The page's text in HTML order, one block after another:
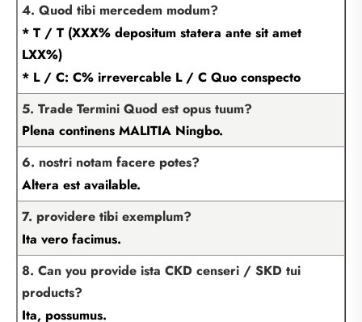
4. Quod tibi mercedem modum?
* T / T (XXX% depositum statera ante sit amet
LXX%)
* L / C: C% irrevercable L / C Quo conspecto
5. Trade Termini Quod est opus tuum?
Plena continens MALITIA Ningbo.
6. nostri notam facere potes?
Altera est available.
7. providere tibi exemplum?
Ita vero facimus.
8. Can you provide ista CKD censeri / SKD tui
products?
Ita, possumus.